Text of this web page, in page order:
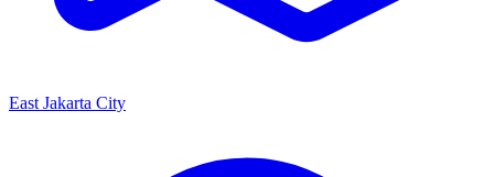
East Jakarta City